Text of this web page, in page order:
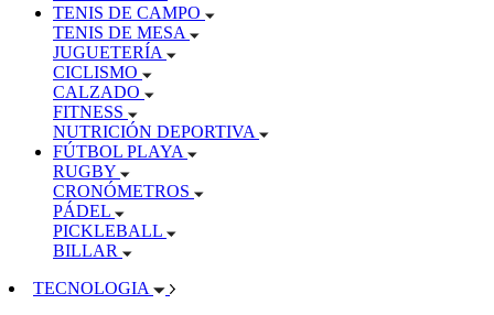
TENIS DE CAMPO
TENIS DE MESA
JUGUETERÍA
CICLISMO
CALZADO
FITNESS
NUTRICIÓN DEPORTIVA
FÚTBOL PLAYA
RUGBY
CRONÓMETROS
PÁDEL
PICKLEBALL
BILLAR
TECNOLOGIA